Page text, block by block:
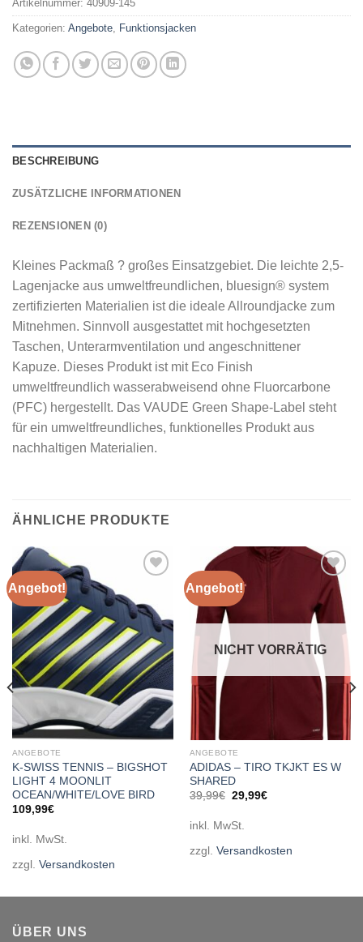
Artikelnummer: 40909-145
Kategorien: Angebote, Funktionsjacken
BESCHREIBUNG
ZUSÄTZLICHE INFORMATIONEN
REZENSIONEN (0)
Kleines Packmaß ? großes Einsatzgebiet. Die leichte 2,5-
Lagenjacke aus umweltfreundlichen, bluesign® system
zertifizierten Materialien ist die ideale Allroundjacke zum
Mitnehmen. Sinnvoll ausgestattet mit hochgesetzten
Taschen, Unterarmventilation und angeschnittener
Kapuze. Dieses Produkt ist mit Eco Finish
umweltfreundlich wasserabweisend ohne Fluorcarbone
(PFC) hergestellt. Das VAUDE Green Shape-Label steht
für ein umweltfreundliches, funktionelles Produkt aus
nachhaltigen Materialien.
ÄHNLICHE PRODUKTE
Angebot!
ANGEBOTE
K-SWISS TENNIS – BIGSHOT
LIGHT 4 MOONLIT
OCEAN/WHITE/LOVE BIRD
109,99€
inkl. MwSt.
zzgl. Versandkosten
Angebot!
Add to
wishlist
NICHT VORRÄTIG
ANGEBOTE
ADIDAS – TIRO TKJKT ES W
SHARED
39,99€ Ursprünglicher
39,99€
29,99€Aktueller
inkl. MwSt.
zzgl. Versandkosten
ÜBER UNS